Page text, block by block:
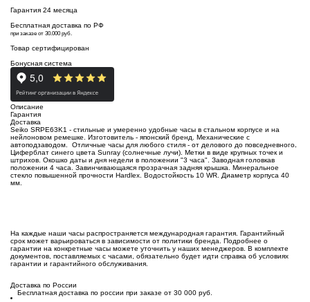
Гарантия 24 месяца
Бесплатная доставка по РФ
при заказе от 30.000 руб.
Товар сертифицирован
Бонусная система
Описание
Гарантия
Доставка
Seiko SRPE63K1 - стильные и умеренно удобные часы в стальном корпусе и на
нейлоновом ремешке. Изготовитель - японский бренд. Механические с
автоподзаводом. Отличные часы для любого стиля - от делового до повседневного
Циферблат синего цвета Sunray (солнечные лучи). Метки в виде крупных точек и
штрихов. Окошко даты и дня недели в положении "3 часа". Заводная головкав
положении 4 часа. Завинчивающаяся прозрачная задняя крышка. Минеральное
стекло повышенной прочности Hardlex. Водостойкость 10 WR. Диаметр корпуса 40
мм.
На каждые наши часы распространяется международная гарантия. Гарантийный
срок может варьироваться в зависимости от политики бренда. Подробнее о
гарантии на конкретные часы можете уточнить у наших менеджеров. В комплекте
документов, поставляемых с часами, обязательно будет идти справка об условиях
гарантии и гарантийного обслуживания.
Доставка по России
Бесплатная доставка по россии при заказе от 30 000 руб.